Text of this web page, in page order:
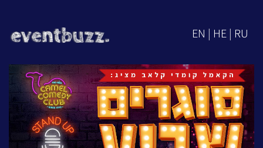
EN | HE | RU